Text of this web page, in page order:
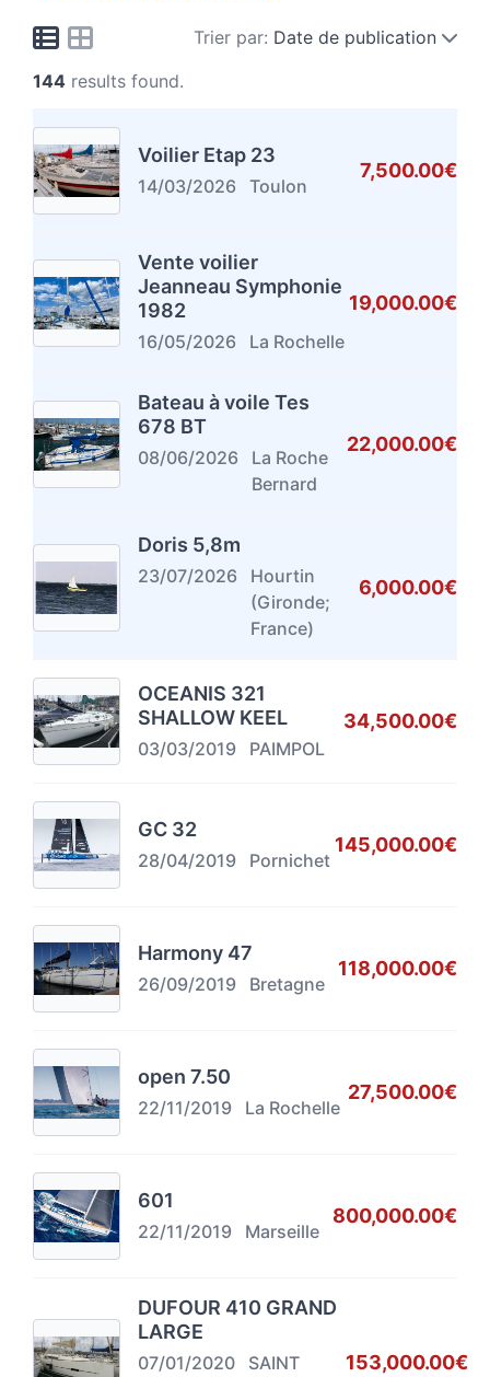
Trier par: Date de publication
144 results found.
Voilier Etap 23
14/03/2026 Toulon
7,500.00€
Vente voilier
Jeanneau Symphonie
1982
16/05/2026 La Rochelle
19,000.00€
Bateau à voile Tes
678 BT
08/06/2026
La Roche
Bernard
22,000.00€
Doris 5,8m
23/07/2026
Hourtin
(Gironde;
France)
6,000.00€
OCEANIS 321
SHALLOW KEEL
03/03/2019 PAIMPOL
34,500.00€
GC 32
28/04/2019 Pornichet
145,000.00€
Harmony 47
26/09/2019 Bretagne
118,000.00€
open 7.50
22/11/2019 La Rochelle
27,500.00€
601
22/11/2019 Marseille
800,000.00€
DUFOUR 410 GRAND
LARGE
07/01/2020
SAINT
153,000.00€